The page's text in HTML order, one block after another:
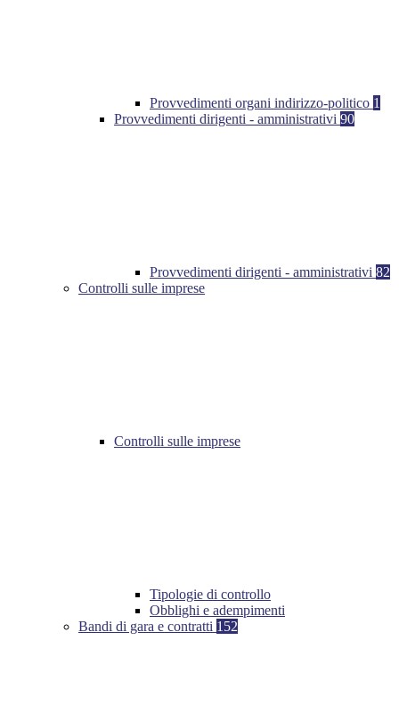
Provvedimenti organi indirizzo-politico 1
Provvedimenti dirigenti - amministrativi 90
Provvedimenti dirigenti - amministrativi 82
Controlli sulle imprese
Controlli sulle imprese
Tipologie di controllo
Obblighi e adempimenti
Bandi di gara e contratti 152